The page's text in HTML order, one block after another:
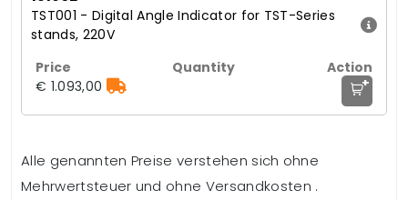
TST001 - Digital Angle Indicator for TST-Series
stands, 220V
€ 1.093,00 +
Alle genannten Preise verstehen sich ohne
Mehrwertsteuer und ohne Versandkosten .